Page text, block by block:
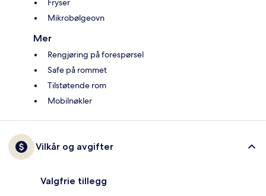
Fryser
Mikrobølgeovn
Mer
Rengjøring på forespørsel
Safe på rommet
Tilstøtende rom
Mobilnøkler
Vilkår og avgifter
Valgfrie tillegg